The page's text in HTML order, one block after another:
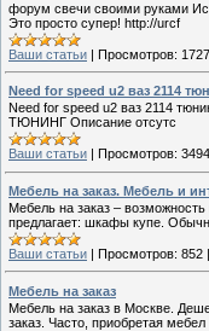
форум свечи своими руками
Это просто супер! http://urcf
Ваши статьи | Просмотров: 1727
Need for speed u2 ваз 2114
Need for speed u2 ваз 2114
ТЮНИНГ Описание отсутс
Ваши статьи Просмотров: 3494
Мебель на заказ. Мебель и
Мебель на заказ –
предлагает: шкафы купе. Обычн
Ваши статьи | Просмотров: 852 |
Мебель на заказ
Мебель на заказ в Москве.
заказ. Часто, приобретая мебел